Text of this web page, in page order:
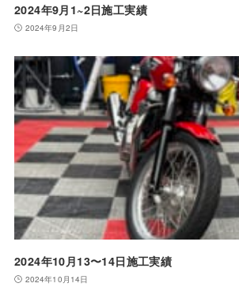
2024年9月1~2日施工実績
2024年9月2日
2024年10月13〜14日施工実績
2024年10月14日